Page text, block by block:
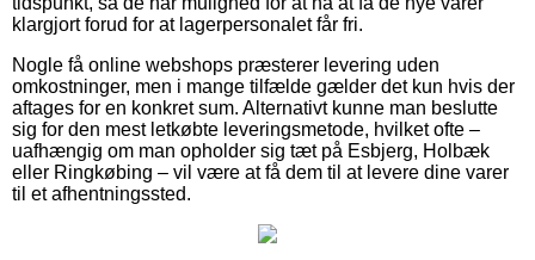
klargjort forud for at lagerpersonalet får fri.
Nogle få online webshops præsterer levering uden
omkostninger, men i mange tilfælde gælder det kun hvis der
aftages for en konkret sum. Alternativt kunne man beslutte
sig for den mest letkøbte leveringsmetode, hvilket ofte –
uafhængig om man opholder sig tæt på Esbjerg, Holbæk
eller Ringkøbing – vil være at få dem til at levere dine varer
til et afhentningssted.